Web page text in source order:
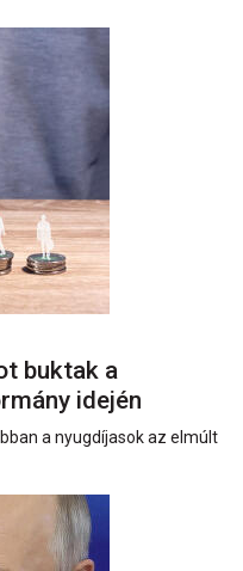
buktak a
idején
a nyugdíjasok az elmúlt